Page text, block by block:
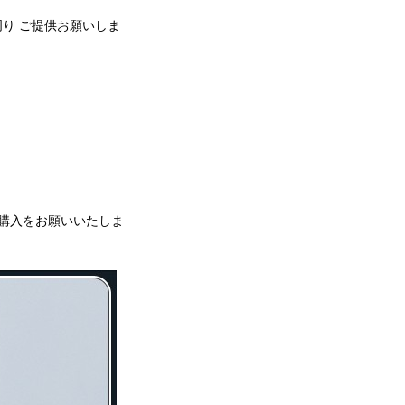
ご提供お願いしま
入をお願いいたしま